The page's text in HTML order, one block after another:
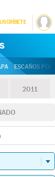
ESCAÑOS
2011